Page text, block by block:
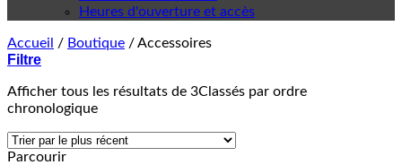
Heures d'ouverture et accès
Accueil / Boutique /Accessoires
Filtre
Afficher tous les résultats de 3Classés par ordre
chronologique
Parcourir